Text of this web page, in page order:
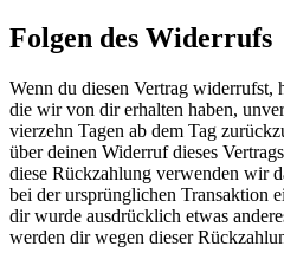
Folgen des Widerrufs
Wenn du diesen Vertrag widerrufst,
die wir von dir erhalten haben,
vierzehn Tagen ab dem Tag
über deinen Widerruf dieses
diese Rückzahlung verwenden wir
bei der ursprünglichen Transaktion
dir wurde ausdrücklich etwas
werden dir wegen dieser